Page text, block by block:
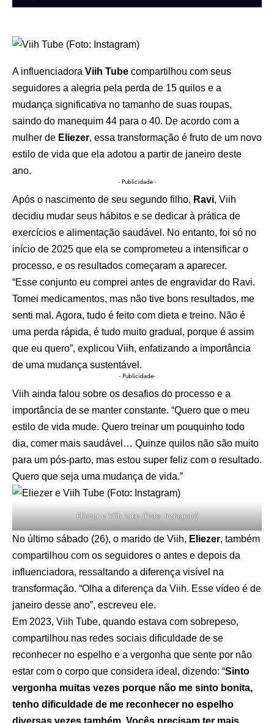
A influenciadora Viih Tube compartilhou com seus
seguidores a alegria pela perda de 15 quilos e a
mudança significativa no tamanho de suas roupas,
saindo do manequim 44 para o 40. De acordo com a
mulher de Eliezer, essa transformação é fruto de um novo
estilo de vida que ela adotou a partir de janeiro deste
ano.
- Publicidade -
Após o nascimento de seu segundo filho, Ravi, Viih
decidiu mudar seus hábitos e se dedicar à prática de
exercícios e alimentação saudável. No entanto, foi só no
início de 2025 que ela se comprometeu a intensificar o
processo, e os resultados começaram a aparecer.
“Esse conjunto eu comprei antes de engravidar do Ravi.
Tomei medicamentos, mas não tive bons resultados, me
senti mal. Agora, tudo é feito com dieta e treino. Não é
uma perda rápida, é tudo muito gradual, porque é assim
que eu quero”, explicou Viih, enfatizando a importância
de uma mudança sustentável.
- Publicidade-
Viih ainda falou sobre os desafios do processo e a
importância de se manter constante. “Quero que o meu
estilo de vida mude. Quero treinar um pouquinho todo
dia, comer mais saudável… Quinze quilos não são muito
para um pós-parto, mas estou super feliz com o resultado.
Quero que seja uma mudança de vida.”
Eliezer e Viih Tube (Foto: Instagram)
No último sábado (26), o marido de Viih, Eliezer, também
compartilhou com os seguidores o antes e depois da
influenciadora, ressaltando a diferença visível na
transformação. “Olha a diferença da Viih. Esse vídeo é de
janeiro desse ano”, escreveu ele.
Em 2023, Viih Tube, quando estava com sobrepeso,
compartilhou nas redes sociais dificuldade de se
reconhecer no espelho e a vergonha que sente por não
estar com o corpo que considera ideal, dizendo: “Sinto
vergonha muitas vezes porque não me sinto bonita,
tenho dificuldade de me reconhecer no espelho
diversas vezes também. Vocês precisam ter mais